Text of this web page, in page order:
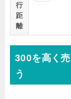
行
距
離
300を高く
う